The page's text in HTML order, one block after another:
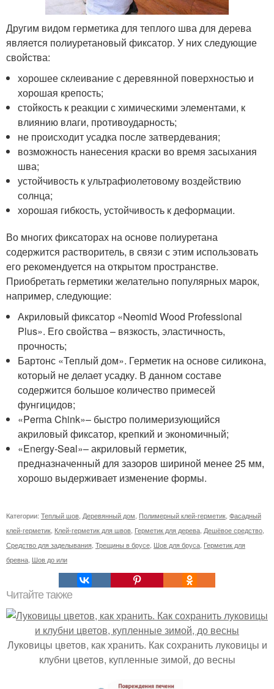
Другим видом герметика для теплого шва для дерева
является полиуретановый фиксатор. У них следующие
свойства:
хорошее склеивание с деревянной поверхностью и
хорошая крепость;
стойкость к реакции с химическими элементами, к
влиянию влаги, противоударность;
не происходит усадка после затвердевания;
возможность нанесения краски во время засыхания
шва;
устойчивость к ультрафиолетовому воздействию
солнца;
хорошая гибкость, устойчивость к деформации.
Во многих фиксаторах на основе полиуретана
содержится растворитель, в связи с этим использовать
его рекомендуется на открытом пространстве.
Приобретать герметики желательно популярных марок,
например, следующие:
Акриловый фиксатор «Neomid Wood Professional
Plus». Его свойства – вязкость, эластичность,
прочность;
Бартонс «Теплый дом». Герметик на основе силикона,
который не делает усадку. В данном составе
содержится большое количество примесей
фунгицидов;
«Perma Chink»– быстро полимеризующийся
акриловый фиксатор, крепкий и экономичный;
«Energy-Seal»– акриловый герметик,
предназначенный для зазоров шириной менее 25 мм,
хорошо выдерживает изменение формы.
Категории: Теплый шов Деревянный дом Полимерный клей-герметик Фасадный
клей-герметик Клей-герметик для швов Герметик для дерева Дешёвое средство
Средство для заделывания Трещины в брусе Шов для бруса Герметик для
бревна Шов до или
Читайте также
Луковицы цветов, как хранить. Как сохранить луковицы и
клубни цветов, купленные зимой, до весны